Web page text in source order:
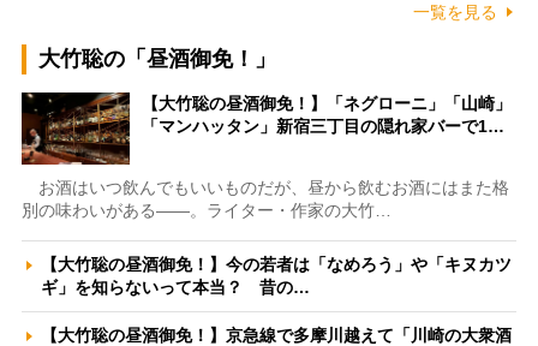
一覧を見る
大竹聡の「昼酒御免！」
【大竹聡の昼酒御免！】「ネグローニ」「山崎」
「マンハッタン」新宿三丁目の隠れ家バーで1…
お酒はいつ飲んでもいいものだが、昼から飲むお酒にはまた格
別の味わいがある――。ライター・作家の大竹…
【大竹聡の昼酒御免！】今の若者は「なめろう」や「キヌカツ
ギ」を知らないって本当？ 昔の…
【大竹聡の昼酒御免！】京急線で多摩川越えて「川崎の大衆酒